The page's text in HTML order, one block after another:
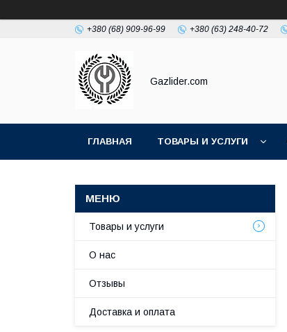
+380 (68) 909-96-99 +380 (63) 248-40-72
Gazlider.com
ГЛАВНАЯ ТОВАРЫ И УСЛУГИ
Товары и услуги
О нас
Отзывы
Доставка и оплата